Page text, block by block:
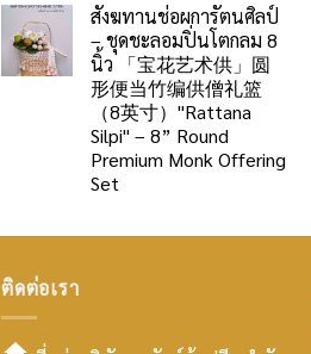
สังฆทานช่อผการัตนศิลป์
– ชุดชะลอมปิ่นโตกลม 8
นิ้ว 「宝花艺术供」圆
形便当竹编供僧礼篮
（8英寸）"Rattana
Silpi" – 8” Round
Premium Monk Offering
Set
ติดต่อเรา